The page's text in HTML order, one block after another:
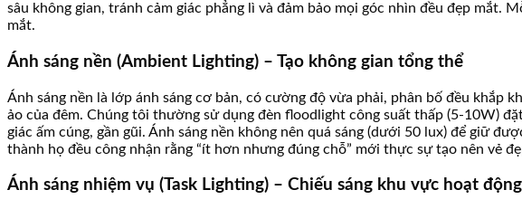
sâu không gian, tránh cảm giác phẳng lì và đảm bảo mọi góc nhìn đều đẹp
mắt.
Ánh sáng nền (Ambient Lighting) – Tạo không gian tổng thể
Ánh sáng nền là lớp ánh sáng cơ bản, có cường độ vừa phải, phân bố đều khắp
ảo của đêm. Chúng tôi thường sử dụng đèn floodlight công suất thấp (5-10W)
giác ấm cúng, gần gũi. Ánh sáng nền không nên quá sáng (dưới 50 lux) để giữ
thành họ đều công nhận rằng “ít hơn nhưng đúng chỗ” mới thực sự tạo nên vẻ
Ánh sáng nhiệm vụ (Task Lighting) – Chiếu sáng khu vực hoạt động